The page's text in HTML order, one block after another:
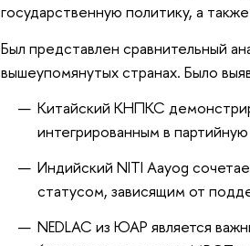
государственную политику, а
Был представлен сравнительный
вышеупомянутых странах. Было
Китайский КНПКС
интегрированным в
Индийский NITI Aayog
статусом, зависящим от
NEDLAC из ЮАР является